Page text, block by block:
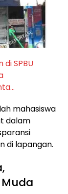
di SPBU
mahasiswa
dalam
di lapangan.